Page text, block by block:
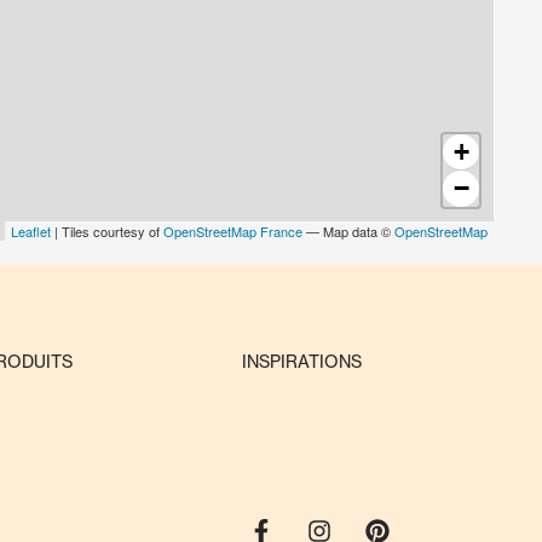
+
−
Leaflet| Tiles courtesy ofOpenStreetMap France— Map data ©OpenStreetMap
INSPIRATIONS